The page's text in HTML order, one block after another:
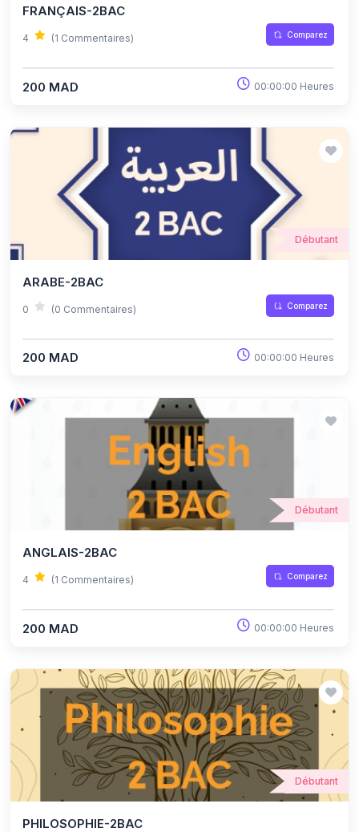
FRANÇAIS-2BAC
4 (1 Commentaires) Comparez
200 MAD 00:00:00 Heures
Débutant
ARABE-2BAC
0 (0 Commentaires) Comparez
200 MAD 00:00:00 Heures
Débutant
ANGLAIS-2BAC
4 (1 Commentaires) Comparez
200 MAD 00:00:00 Heures
Débutant
PHILOSOPHIE-2BAC